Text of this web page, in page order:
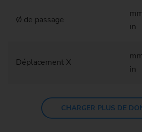
Ø de passage
mm
in
Déplacement X
mm
in
CHARGER PLUS DE